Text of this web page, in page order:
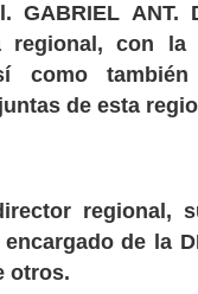
ANT.
con la
como
de esta
regional,
de la
otros.